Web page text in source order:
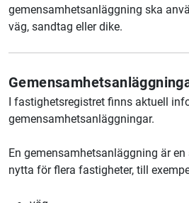
gemensamhetsanläggning ska
väg, sandtag eller dike.
I fastighetsregistret finns aktuell
gemensamhetsanläggningar.
En gemensamhetsanläggning är
nytta för flera fastigheter, till